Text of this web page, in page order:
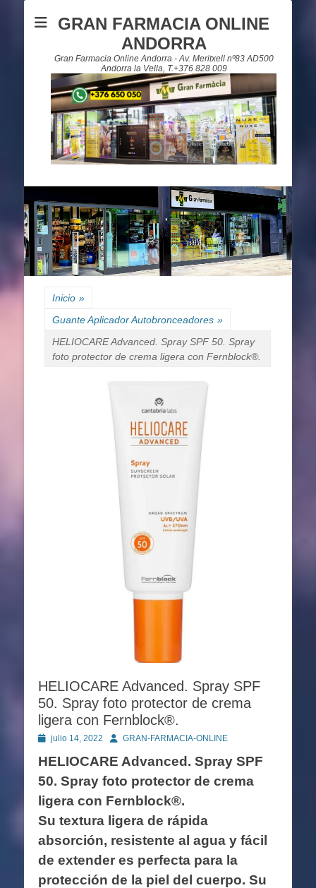
GRAN FARMACIA ONLINE
ANDORRA
Gran Farmacia Online Andorra - Av. Meritxell nº83 AD500
Andorra la Vella, T.+376 828 009
Inicio »
Guante Aplicador Autobronceadores »
HELIOCARE Advanced. Spray SPF 50. Spray
foto protector de crema ligera con Fernblock®.
HELIOCARE Advanced. Spray SPF
50. Spray foto protector de crema
ligera con Fernblock®.
Publicado
julio 14, 2022 AutorGRAN-FARMACIA-ONLINE
HELIOCARE Advanced. Spray SPF
50. Spray foto protector de crema
ligera con Fernblock®.
Su textura ligera de rápida
absorción, resistente al agua y fácil
de extender es perfecta para la
protección de la piel del cuerpo. Su